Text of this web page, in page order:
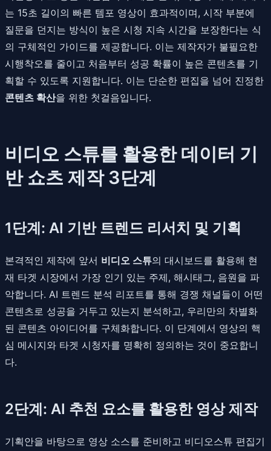
는 15초 길이의 빠른 템포 영상이 효과적이며, 시작 부분에
질문을 던지는 방식이 높은 시청 지속 시간을 보장한다는 식
의 구체적인 가이드를 제공합니다. 이는 제작자가 불필요한
시행착오를 줄이고 처음부터 성공 확률이 높은 콘텐츠를 기
획할 수 있도록 지원합니다. 이는 단순한 편집을 넘어 진정한
콘텐츠 확산을 위한 첫걸음입니다.
비디오 스튜를 활용한 데이터 기
반 쇼츠 제작 3단계
1단계: AI 기반 트렌드 리서치 및 기획
본격적인 제작에 앞서 비디오 스튜의 대시보드를 활용해 현
재 타겟 시장에서 가장 인기 있는 주제, 해시태그, 음원을 파
악합니다. AI 트렌드 분석 리포트를 통해 경쟁 채널들이 어떤
콘텐츠로 성공을 거두고 있는지 분석하고, 우리만의 차별화
된 콘텐츠 아이디어를 구체화합니다. 이 단계에서 영상의 핵
심 메시지와 타겟 시청자를 명확히 정의하는 것이 중요합니
다.
2단계: AI 추천 요소를 활용한 영상 제작
기획안을 바탕으로 영상 소스를 준비하고 비디오스튜 편집기